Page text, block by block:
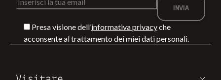
TRA LA VIA
FRANCIGENA E IL
LEGGI DI PIÙ
COSA FARE A
Presa visione dell’informativa privacyche
acconsente al trattamento dei miei dati personali.